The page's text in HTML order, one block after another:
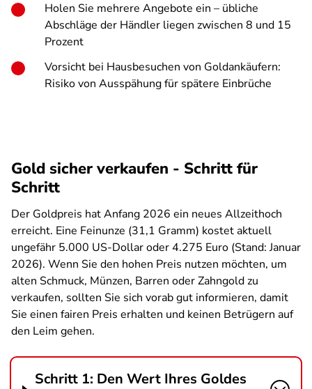
Holen Sie mehrere Angebote ein – übliche
Abschläge der Händler liegen zwischen 8 und 15
Prozent
Vorsicht bei Hausbesuchen von Goldankäufern:
Risiko von Ausspähung für spätere Einbrüche
Gold sicher verkaufen - Schritt für
Schritt
Der Goldpreis hat Anfang 2026 ein neues Allzeithoch
erreicht. Eine Feinunze (31,1 Gramm) kostet aktuell
ungefähr 5.000 US-Dollar oder 4.275 Euro (Stand: Januar
2026). Wenn Sie den hohen Preis nutzen möchten, um
alten Schmuck, Münzen, Barren oder Zahngold zu
verkaufen, sollten Sie sich vorab gut informieren, damit
Sie einen fairen Preis erhalten und keinen Betrügern auf
den Leim gehen.
Schritt 1: Den Wert Ihres Goldes